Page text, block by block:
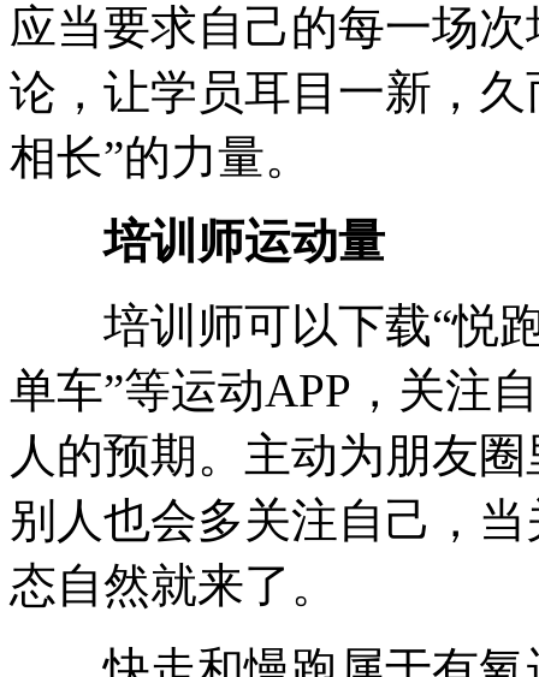
应当要求自己的每一场
论，让学员耳目一新，
相长”的力量。
培训师运动量
培训师可以下载“悦跑
单车”等运动APP，关注
人的预期。主动为朋友
别人也会多关注自己，
态自然就来了。